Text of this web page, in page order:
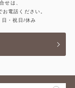
せは、
お電話ください。
・祝日/休み